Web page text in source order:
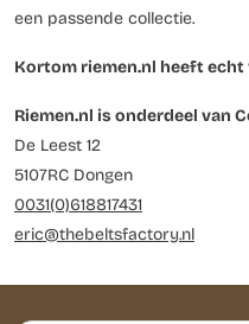
een passende collectie.
Kortom riemen.nl heeft echt
Riemen.nl is onderdeel van
De Leest 12
5107RC Dongen
0031(0)618817431
eric@thebeltsfactory.nl